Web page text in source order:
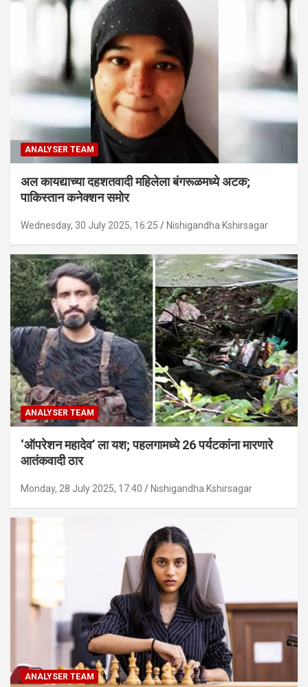
ANALYSER TEAM
अल कायद्याच्या दहशतवादी महिलेला बंगरूळमध्ये अटक;
पाकिस्तान कनेक्शन समोर
Wednesday, 30 July 2025, 16:25 Nishigandha Kshirsagar
ANALYSER TEAM
‘ऑपरेशन महादेव’ ला यश; पहलगामध्ये 26 पर्यटकांना मारणारे
आतंकवादी ठार
Monday, 28 July 2025, 17:40 Nishigandha Kshirsagar
ANALYSER TEAM